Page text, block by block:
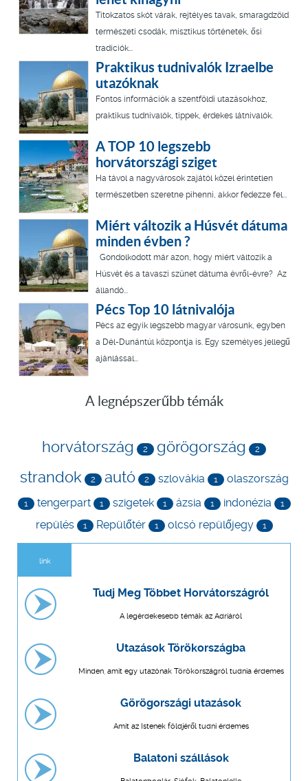
Titokzatos skót várak, rejtélyes tavak, smaragdzöld
természeti csodák, misztikus történetek, ősi
tradíciók...
Praktikus tudnivalók Izraelbe
utazóknak
Fontos információk a szentföldi utazásokhoz,
praktikus tudnivalók, tippek, érdekes látnivalók.
A TOP 10 legszebb
horvátországi sziget
Ha távol a nagyvárosok zajától közel érintetlen
természetben szeretne pihenni, akkor fedezze fel...
Miért változik a Húsvét dátuma
minden évben ?
Gondolkodott már azon, hogy miért változik a
Húsvét és a tavaszi szünet dátuma évről-évre? Az
állandó...
Pécs Top 10 látnivalója
Pécs az egyik legszebb magyar városunk, egyben
a Dél-Dunántúl központja is. Egy személyes jellegű
ajánlással...
A legnépszerűbb témák
horvátország 2 görögország 2
strandok 2 autó 2 szlovákia 1 olaszország
1 tengerpart 1 szigetek 1 ázsia 1 indonézia 1
repülés 1 Repülőtér 1 olcsó repülőjegy 1
link
Tudj Meg Többet Horvátországról
A legérdekesebb témák az Adriáról
Utazások Törökországba
Minden, amit egy utazónak Törökországról tudnia érdemes
Görögországi utazások
Amit az Istenek földjéről tudni érdemes
Balatoni szállások